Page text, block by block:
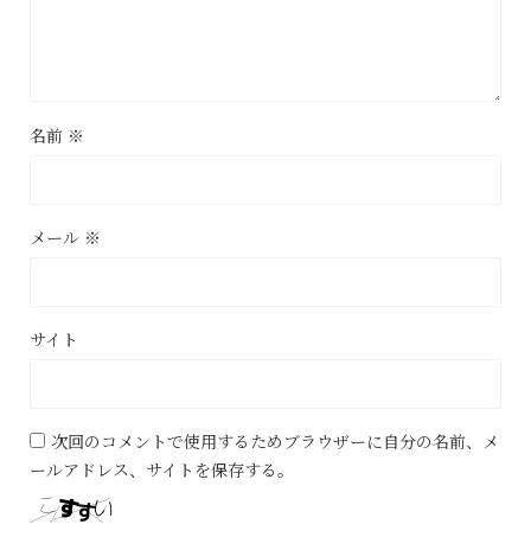
名前 ※
メール ※
サイト
次回のコメントで使用するためブラウザーに自分の名前、メ
ールアドレス、サイトを保存する。